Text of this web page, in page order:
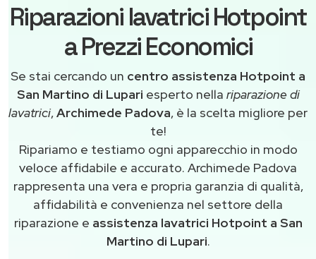
Riparazioni lavatrici Hotpoint
a Prezzi Economici
Se stai cercando un centro assistenza Hotpoint a
San Martino di Lupari esperto nella riparazione di
lavatrici,Archimede Padova, è la scelta migliore per
te!
Ripariamo e testiamo ogni apparecchio in modo
veloce affidabile e accurato. Archimede Padova
rappresenta una vera e propria garanzia di qualità,
affidabilità e convenienza nel settore della
riparazione e assistenza lavatrici Hotpoint a San
Martino di Lupari.